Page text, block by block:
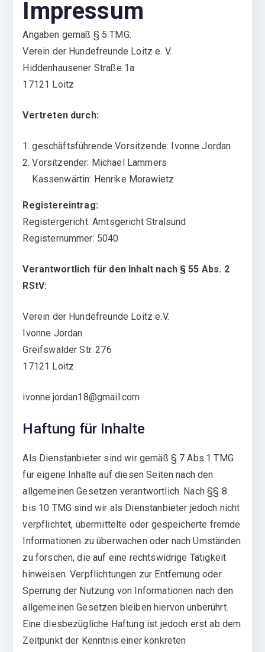
Impressum
Angaben gemäß § 5 TMG:
Verein der Hundefreunde Loitz e. V.
Hiddenhausener Straße 1a
17121 Loitz
Vertreten durch:
geschäftsführende Vorsitzende: Ivonne Jordan
Vorsitzender: Michael Lammers
Kassenwärtin: Henrike Morawietz
Registereintrag:
Registergericht: Amtsgericht Stralsund
Registernummer: 5040
Verantwortlich für den Inhalt nach § 55 Abs. 2
RStV:
Verein der Hundefreunde Loitz e.V.
Ivonne Jordan
Greifswalder Str. 276
17121 Loitz
ivonne.jordan18@gmail.com
Haftung für Inhalte
Als Dienstanbieter sind wir gemäß § 7 Abs.1 TMG
für eigene Inhalte auf diesen Seiten nach den
allgemeinen Gesetzen verantwortlich. Nach §§ 8
bis 10 TMG sind wir als Dienstanbieter jedoch nicht
verpflichtet, übermittelte oder gespeicherte fremde
Informationen zu überwachen oder nach Umständen
zu forschen, die auf eine rechtswidrige Tätigkeit
hinweisen. Verpflichtungen zur Entfernung oder
Sperrung der Nutzung von Informationen nach den
allgemeinen Gesetzen bleiben hiervon unberührt.
Eine diesbezügliche Haftung ist jedoch erst ab dem
Zeitpunkt der Kenntnis einer konkreten